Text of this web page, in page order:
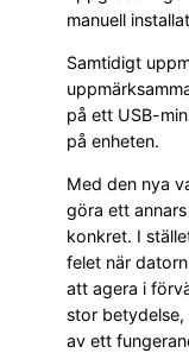
manuell
Samtidigt
på ett USB-
på enheten.
Med den nya
göra ett
konkret. I
felet när
att agera i
stor betydelse,
av ett